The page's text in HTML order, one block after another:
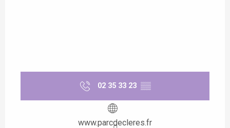
02 35 33 23 ▒▒
www.parcdecleres.fr